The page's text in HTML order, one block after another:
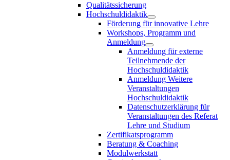
Qualitätssicherung
Hochschuldidaktik
Förderung für innovative Lehre
Workshops, Programm und
Anmeldung
Anmeldung für externe
Teilnehmende der
Hochschuldidaktik
Anmeldung Weitere
Veranstaltungen
Hochschuldidaktik
Datenschutzerklärung für
Veranstaltungen des Referat
Lehre und Studium
Zertifikatsprogramm
Beratung & Coaching
Modulwerkstatt